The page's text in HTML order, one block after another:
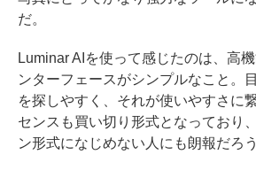
だ。
Luminar AIを使って感じたのは、高
ンターフェースがシンプルなこと。
を探しやすく、それが使いやすさに
センスも買い切り形式となっており
ン形式になじめない人にも朗報だろう